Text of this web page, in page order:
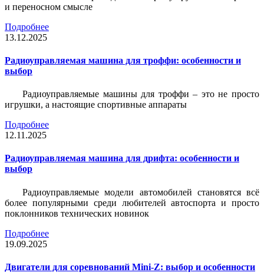
и переносном смысле
Подробнее
13.12.2025
Радиоуправляемая машина для троффи: особенности и
выбор
Радиоуправляемые машины для троффи – это не просто
игрушки, а настоящие спортивные аппараты
Подробнее
12.11.2025
Радиоуправляемая машина для дрифта: особенности и
выбор
Радиоуправляемые модели автомобилей становятся всё
более популярными среди любителей автоспорта и просто
поклонников технических новинок
Подробнее
19.09.2025
Двигатели для соревнований Mini-Z: выбор и особенности